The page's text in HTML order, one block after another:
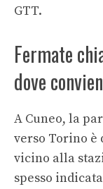
GTT.
Fermate
dove
A Cuneo, la
verso Torino è
vicino alla
spesso